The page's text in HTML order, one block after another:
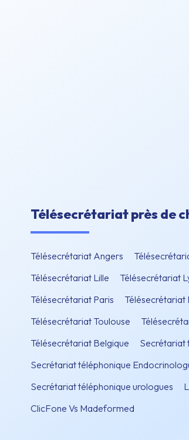
Télésecrétariat près de
Télésecrétariat Angers
Télésecrétariat Lille
Télésecrétariat
Télésecrétariat Paris
Télésecrétariat
Télésecrétariat Toulouse
Télésecrétariat Belgique
Secrétariat
Secrétariat téléphonique
Secrétariat téléphonique urologues
ClicFone Vs Madeformed